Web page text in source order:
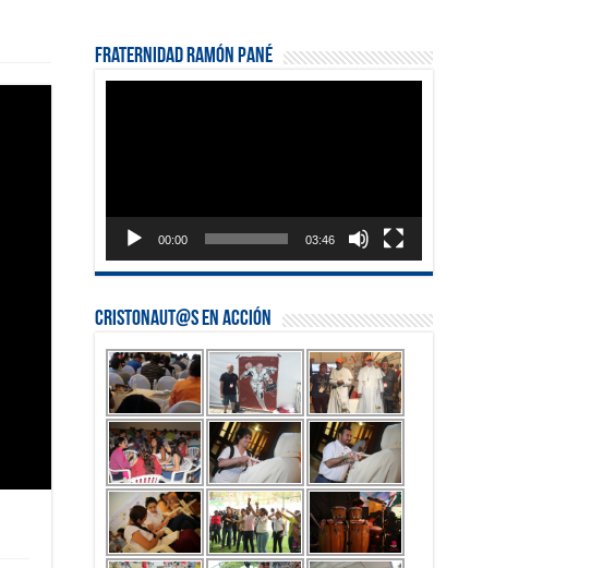
Fraternidad Ramón Pané
00:00 03:46
Cristonaut@s en Acción